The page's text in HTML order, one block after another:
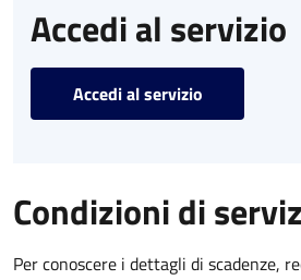
Accedi al servizio
Accedi al servizio
Condizioni di
Per conoscere i dettagli di scadenze,